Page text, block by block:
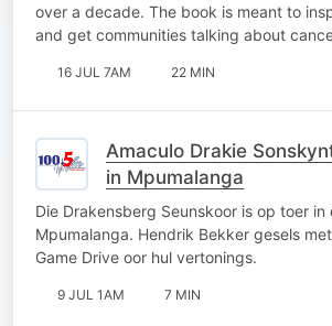
over a decade. The book is meant to
and get communities talking about
16 JUL 7AM 22 MIN
Amaculo Drakie
in Mpumalanga
Die Drakensberg Seunskoor is op toer in
Mpumalanga. Hendrik Bekker gesels
Game Drive oor hul vertonings.
9 JUL 1AM 7 MIN